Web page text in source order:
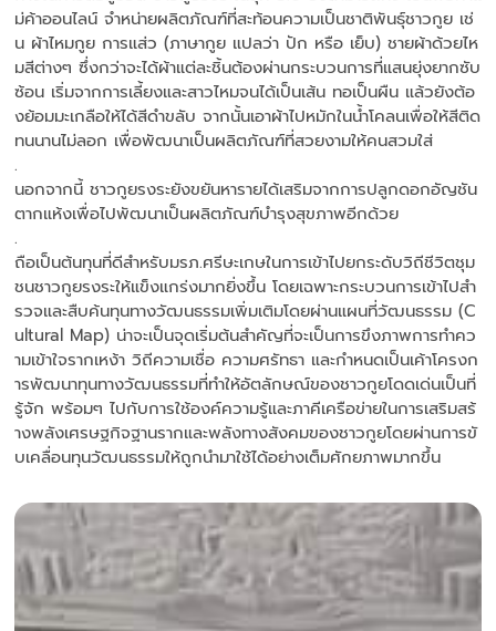
ม่ค้าออนไลน์ จำหน่ายผลิตภัณฑ์ที่สะท้อนความเป็นชาติพันธุ์ชาวกูย เช่
น ผ้าไหมกูย การแส่ว (ภาษากูย แปลว่า ปัก หรือ เย็บ) ชายผ้าด้วยไห
มสีต่างๆ ซึ่งกว่าจะได้ผ้าแต่ละชิ้นต้องผ่านกระบวนการที่แสนยุ่งยากซับ
ซ้อน เริ่มจากการเลี้ยงและสาวไหมจนได้เป็นเส้น ทอเป็นผืน แล้วยังต้อ
งย้อมมะเกลือให้ได้สีดำขลับ จากนั้นเอาผ้าไปหมักในน้ำโคลนเพื่อให้สีติด
ทนนานไม่ลอก เพื่อพัฒนาเป็นผลิตภัณฑ์ที่สวยงามให้คนสวมใส่
.
นอกจากนี้ ชาวกูยรงระยังขยันหารายได้เสริมจากการปลูกดอกอัญชัน
ตากแห้งเพื่อไปพัฒนาเป็นผลิตภัณฑ์บำรุงสุขภาพอีกด้วย
.
ถือเป็นต้นทุนที่ดีสำหรับมรภ.ศรีษะเกษในการเข้าไปยกระดับวิถีชีวิตชุม
ชนชาวกูยรงระให้แข็งแกร่งมากยิ่งขึ้น โดยเฉพาะกระบวนการเข้าไปสำ
รวจและสืบค้นทุนทางวัฒนธรรมเพิ่มเติมโดยผ่านแผนที่วัฒนธรรม (C
ultural Map) น่าจะเป็นจุดเริ่มต้นสำคัญที่จะเป็นการขึงภาพการทำคว
ามเข้าใจรากเหง้า วิถีความเชื่อ ความศรัทธา และกำหนดเป็นเค้าโครงก
ารพัฒนาทุนทางวัฒนธรรมที่ทำให้อัตลักษณ์ของชาวกูยโดดเด่นเป็นที่
รู้จัก พร้อมๆ ไปกับการใช้องค์ความรู้และภาคีเครือข่ายในการเสริมสร้
างพลังเศรษฐกิจฐานรากและพลังทางสังคมของชาวกูยโดยผ่านการขั
บเคลื่อนทุนวัฒนธรรมให้ถูกนำมาใช้ได้อย่างเต็มศักยภาพมากขึ้น